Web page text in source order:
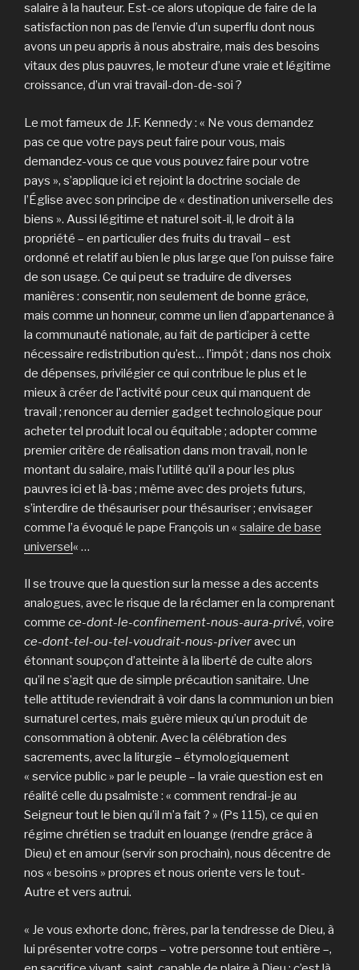
salaire à la hauteur. Est-ce alors utopique de faire de la
satisfaction non pas de l’envie d’un superflu dont nous
avons un peu appris à nous abstraire, mais des besoins
vitaux des plus pauvres, le moteur d’une vraie et légitime
croissance, d’un vrai travail-don-de-soi ?
Le mot fameux de J.F. Kennedy : « Ne vous demandez
pas ce que votre pays peut faire pour vous, mais
demandez-vous ce que vous pouvez faire pour votre
pays », s’applique ici et rejoint la doctrine sociale de
l’Église avec son principe de « destination universelle des
biens ». Aussi légitime et naturel soit-il, le droit à la
propriété – en particulier des fruits du travail – est
ordonné et relatif au bien le plus large que l’on puisse faire
de son usage. Ce qui peut se traduire de diverses
manières : consentir, non seulement de bonne grâce,
mais comme un honneur, comme un lien d’appartenance à
la communauté nationale, au fait de participer à cette
nécessaire redistribution qu’est… l’impôt ; dans nos choix
de dépenses, privilégier ce qui contribue le plus et le
mieux à créer de l’activité pour ceux qui manquent de
travail ; renoncer au dernier gadget technologique pour
acheter tel produit local ou équitable ; adopter comme
premier critère de réalisation dans mon travail, non le
montant du salaire, mais l’utilité qu’il a pour les plus
pauvres ici et là-bas ; même avec des projets futurs,
s’interdire de thésauriser pour thésauriser ; envisager
comme l’a évoqué le pape François un « salaire de base
universel« …
Il se trouve que la question sur la messe a des accents
analogues, avec le risque de la réclamer en la comprenant
comme ce-dont-le-confinement-nous-aura-privé, voire
ce-dont-tel-ou-tel-voudrait-nous-priveravec un
étonnant soupçon d’atteinte à la liberté de culte alors
qu’il ne s’agit que de simple précaution sanitaire. Une
telle attitude reviendrait à voir dans la communion un bien
surnaturel certes, mais guère mieux qu’un produit de
consommation à obtenir. Avec la célébration des
sacrements, avec la liturgie – étymologiquement
« service public » par le peuple – la vraie question est en
réalité celle du psalmiste : « comment rendrai-je au
Seigneur tout le bien qu’il m’a fait ? » (Ps 115), ce qui en
régime chrétien se traduit en louange (rendre grâce à
Dieu) et en amour (servir son prochain), nous décentre de
nos « besoins » propres et nous oriente vers le tout-
Autre et vers autrui.
« Je vous exhorte donc, frères, par la tendresse de Dieu, à
lui présenter votre corps – votre personne tout entière –,